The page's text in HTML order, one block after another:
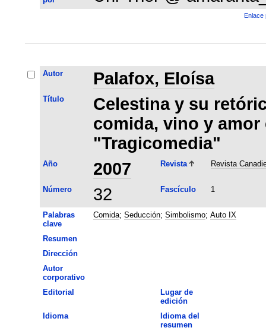
Enlace
Autor Palafox, Eloísa
Título
Celestina y su
comida, vino y amor
"Tragicomedia"
Año 2007 Revista Revista
Número 32 Fascículo 1
Palabras
clave
Comida; Seducción; Simbolismo; Auto IX
Resumen
Dirección
Autor
corporativo
Editorial
Lugar de
edición
Idioma
Idioma del
resumen